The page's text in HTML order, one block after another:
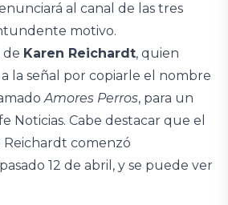
al canal de las tres
motivo.
de Karen Reichardt, quien
a la señal por copiarle el nombre
Amores Perros, para un
Noticias. Cabe destacar que el
comenzó
12 de abril, y se puede ver